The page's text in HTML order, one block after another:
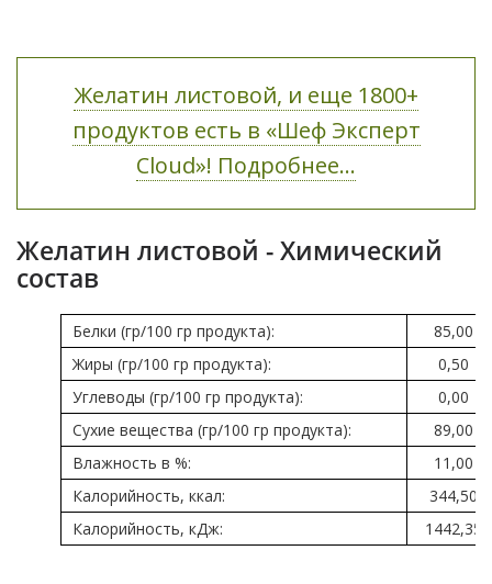
Желатин листовой, и еще 1800+
продуктов есть в «Шеф Эксперт
Cloud»! Подробнее...
Желатин листовой - Химический
состав
Белки (гр/100 гр продукта):
85,00
Жиры (гр/100 гр продукта):
0,50
Углеводы (гр/100 гр продукта):
0,00
Сухие вещества (гр/100 гр продукта):
89,00
Влажность в %:
11,00
Калорийность, ккал:
344,50
Калорийность, кДж:
1442,35